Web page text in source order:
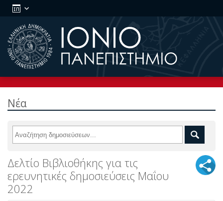
Νέα
Δελτίο Βιβλιοθήκης για τις
ερευνητικές δημοσιεύσεις Μαΐου
2022